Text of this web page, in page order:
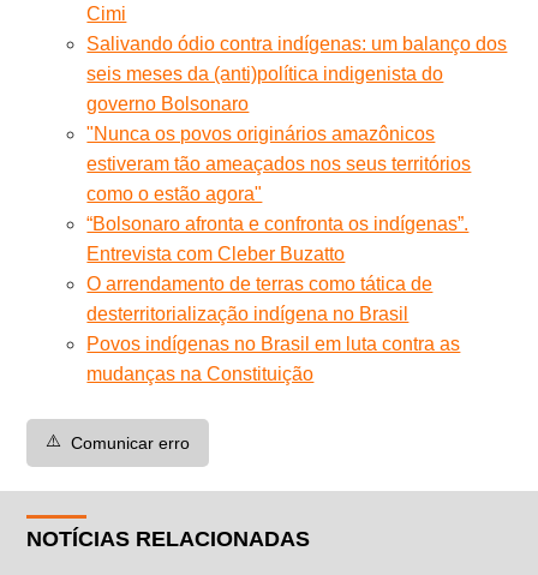
Cimi
Salivando ódio contra indígenas: um balanço dos
seis meses da (anti)política indigenista do
governo Bolsonaro
"Nunca os povos originários amazônicos
estiveram tão ameaçados nos seus territórios
como o estão agora"
“Bolsonaro afronta e confronta os indígenas”.
Entrevista com Cleber Buzatto
O arrendamento de terras como tática de
desterritorialização indígena no Brasil
Povos indígenas no Brasil em luta contra as
mudanças na Constituição
⚠️ Comunicar erro
NOTÍCIAS RELACIONADAS